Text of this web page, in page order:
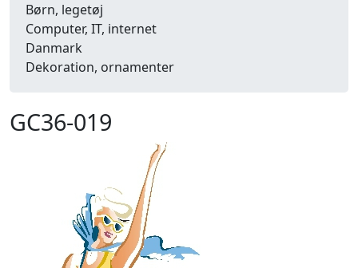
Børn, legetøj
Computer, IT, internet
Danmark
Dekoration, ornamenter
Efterår
Fænomener, begreber
Fastelavn, karneval
Ferie, rejser
Fly, luftfart
GC36-019